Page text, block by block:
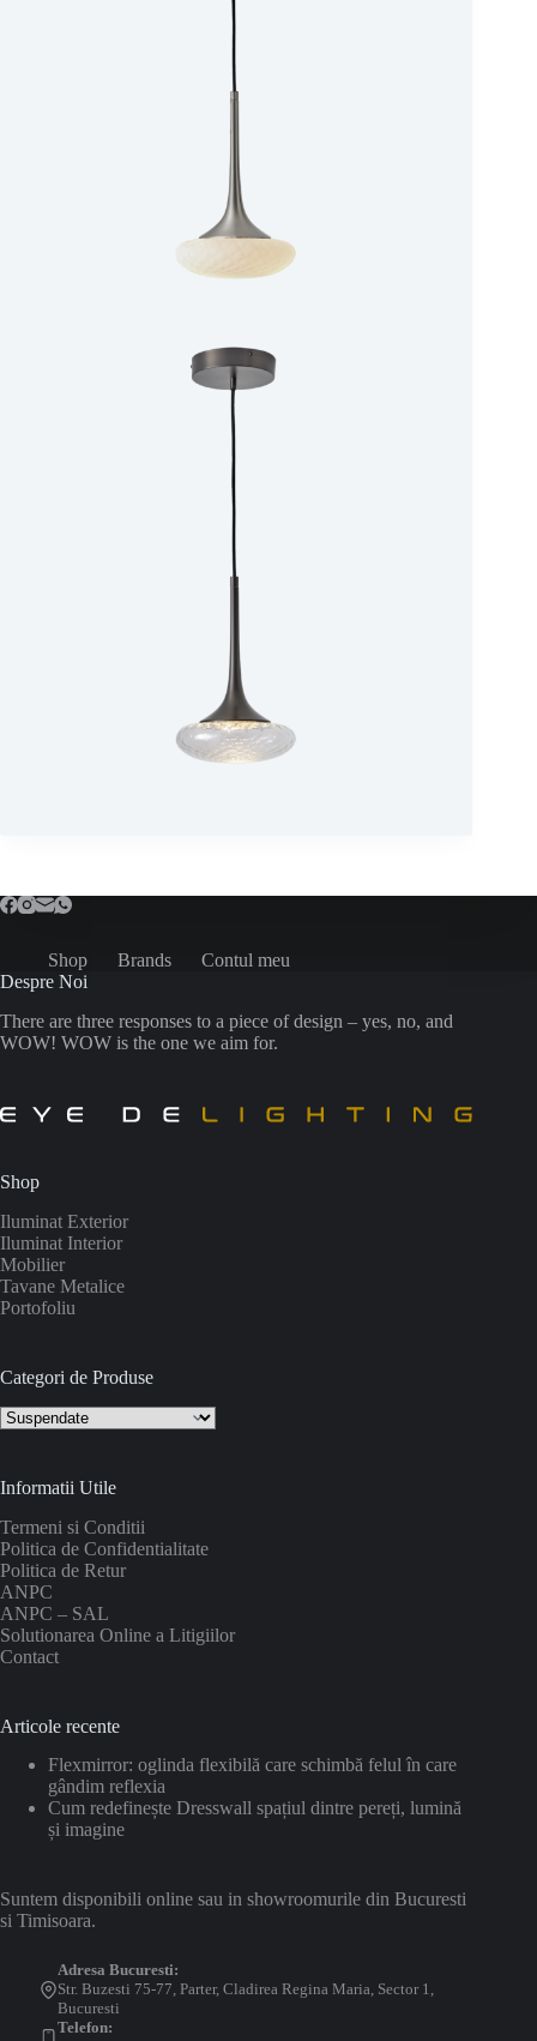
Shop Brands
Contul meu
Despre Noi
There are three responses to a piece of design – yes, no, and
WOW! WOW is the one we aim for.
Shop
Iluminat Exterior
Iluminat Interior
Mobilier
Tavane Metalice
Portofoliu
Categori de Produse
Informatii Utile
Termeni si Conditii
Politica de Confidentialitate
Politica de Retur
ANPC
ANPC – SAL
Solutionarea Online a Litigiilor
Contact
Articole recente
Flexmirror: oglinda flexibilă care schimbă felul în care
gândim reflexia
Cum redefinește Dresswall spațiul dintre pereți, lumină
și imagine
Suntem disponibili online sau in showroomurile din Bucuresti
si Timisoara.
Adresa Bucuresti:
Str. Buzesti 75-77, Parter, Cladirea Regina Maria, Sector 1,
Bucuresti
Telefon: